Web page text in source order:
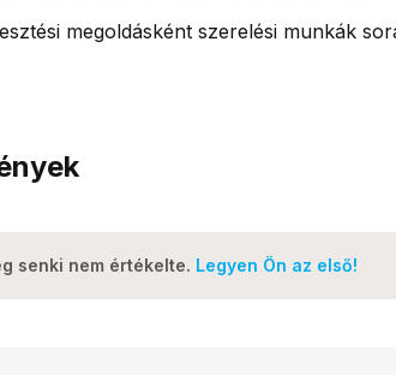
megoldásként szerelési munkák
senki nem értékelte. Legyen Ön az első!